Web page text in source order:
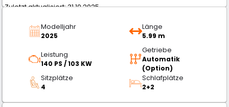
Zuletzt aktualisiert: 31.10.2025
Modelljahr
2025
Länge
5.99 m
Leistung
140 PS / 103 KW
Getriebe
Automatik
(Option)
Sitzplätze
4
Schlafplätze
2+2